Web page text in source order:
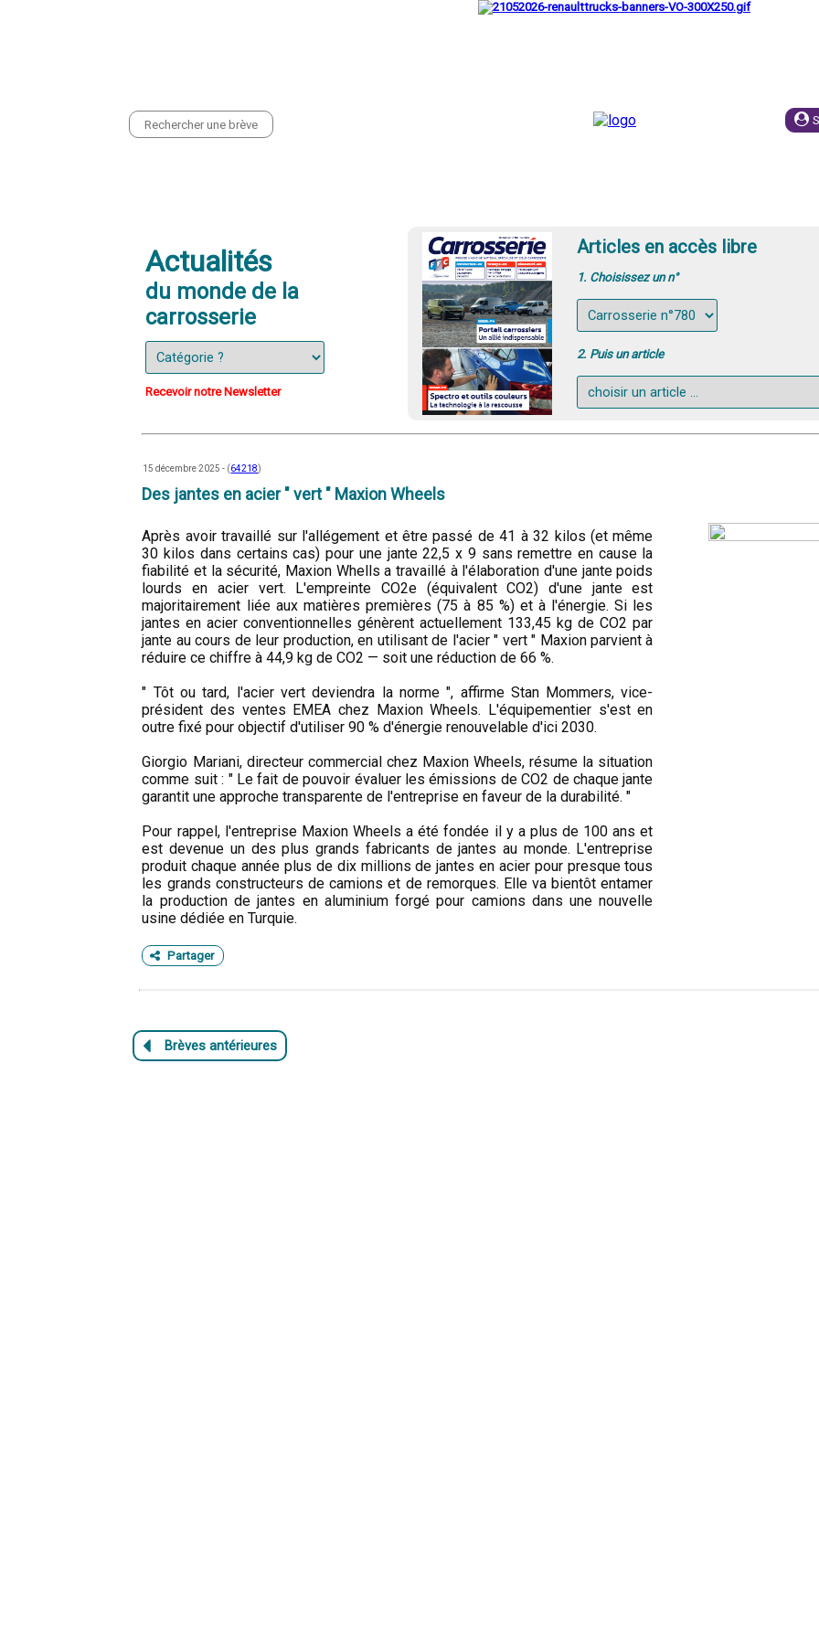
Actualités
du monde de la
carrosserie
Recevoir notre Newsletter
Articles en accès libre
1. Choisissez un n°
2. Puis un article
15 décembre 2025 - (64218)
Des jantes en acier " vert " Maxion Wheels
Après avoir travaillé sur l'allégement et être passé de 41 à 32 kilos (et même
30 kilos dans certains cas) pour une jante 22,5 x 9 sans remettre en cause la
fiabilité et la sécurité, Maxion Whells a travaillé à l'élaboration d'une jante poids
lourds en acier vert. L'empreinte CO2e (équivalent CO2) d'une jante est
majoritairement liée aux matières premières (75 à 85 %) et à l'énergie. Si les
jantes en acier conventionnelles génèrent actuellement 133,45 kg de CO2 par
jante au cours de leur production, en utilisant de l'acier " vert " Maxion parvient à
réduire ce chiffre à 44,9 kg de CO2 — soit une réduction de 66 %.
" Tôt ou tard, l'acier vert deviendra la norme ", affirme Stan Mommers, vice-
président des ventes EMEA chez Maxion Wheels. L'équipementier s'est en
outre fixé pour objectif d'utiliser 90 % d'énergie renouvelable d'ici 2030.
Giorgio Mariani, directeur commercial chez Maxion Wheels, résume la situation
comme suit : " Le fait de pouvoir évaluer les émissions de CO2 de chaque jante
garantit une approche transparente de l'entreprise en faveur de la durabilité. "
Pour rappel, l'entreprise Maxion Wheels a été fondée il y a plus de 100 ans et
est devenue un des plus grands fabricants de jantes au monde. L'entreprise
produit chaque année plus de dix millions de jantes en acier pour presque tous
les grands constructeurs de camions et de remorques. Elle va bientôt entamer
la production de jantes en aluminium forgé pour camions dans une nouvelle
usine dédiée en Turquie.
Partager